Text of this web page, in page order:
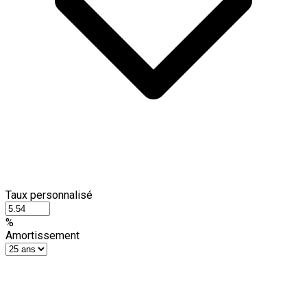
Taux personnalisé
%
Amortissement